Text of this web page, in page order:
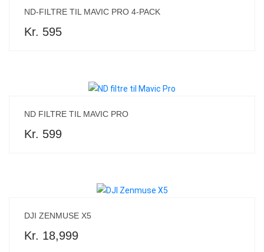
ND-FILTRE TIL MAVIC PRO 4-PACK
Kr. 595
ND FILTRE TIL MAVIC PRO
Kr. 599
DJI ZENMUSE X5
Kr. 18,999